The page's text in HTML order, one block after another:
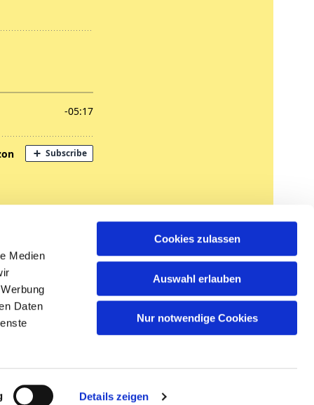
Medien
Daten
Details zeigen
Cookies zulassen
Auswahl erlauben
Nur notwendige Cookies
werden